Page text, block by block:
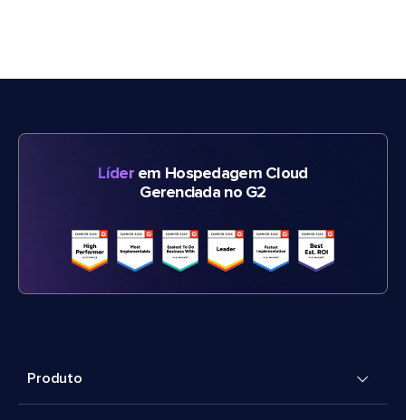
Líderem Hospedagem Cloud
Gerenciada no G2
Produto